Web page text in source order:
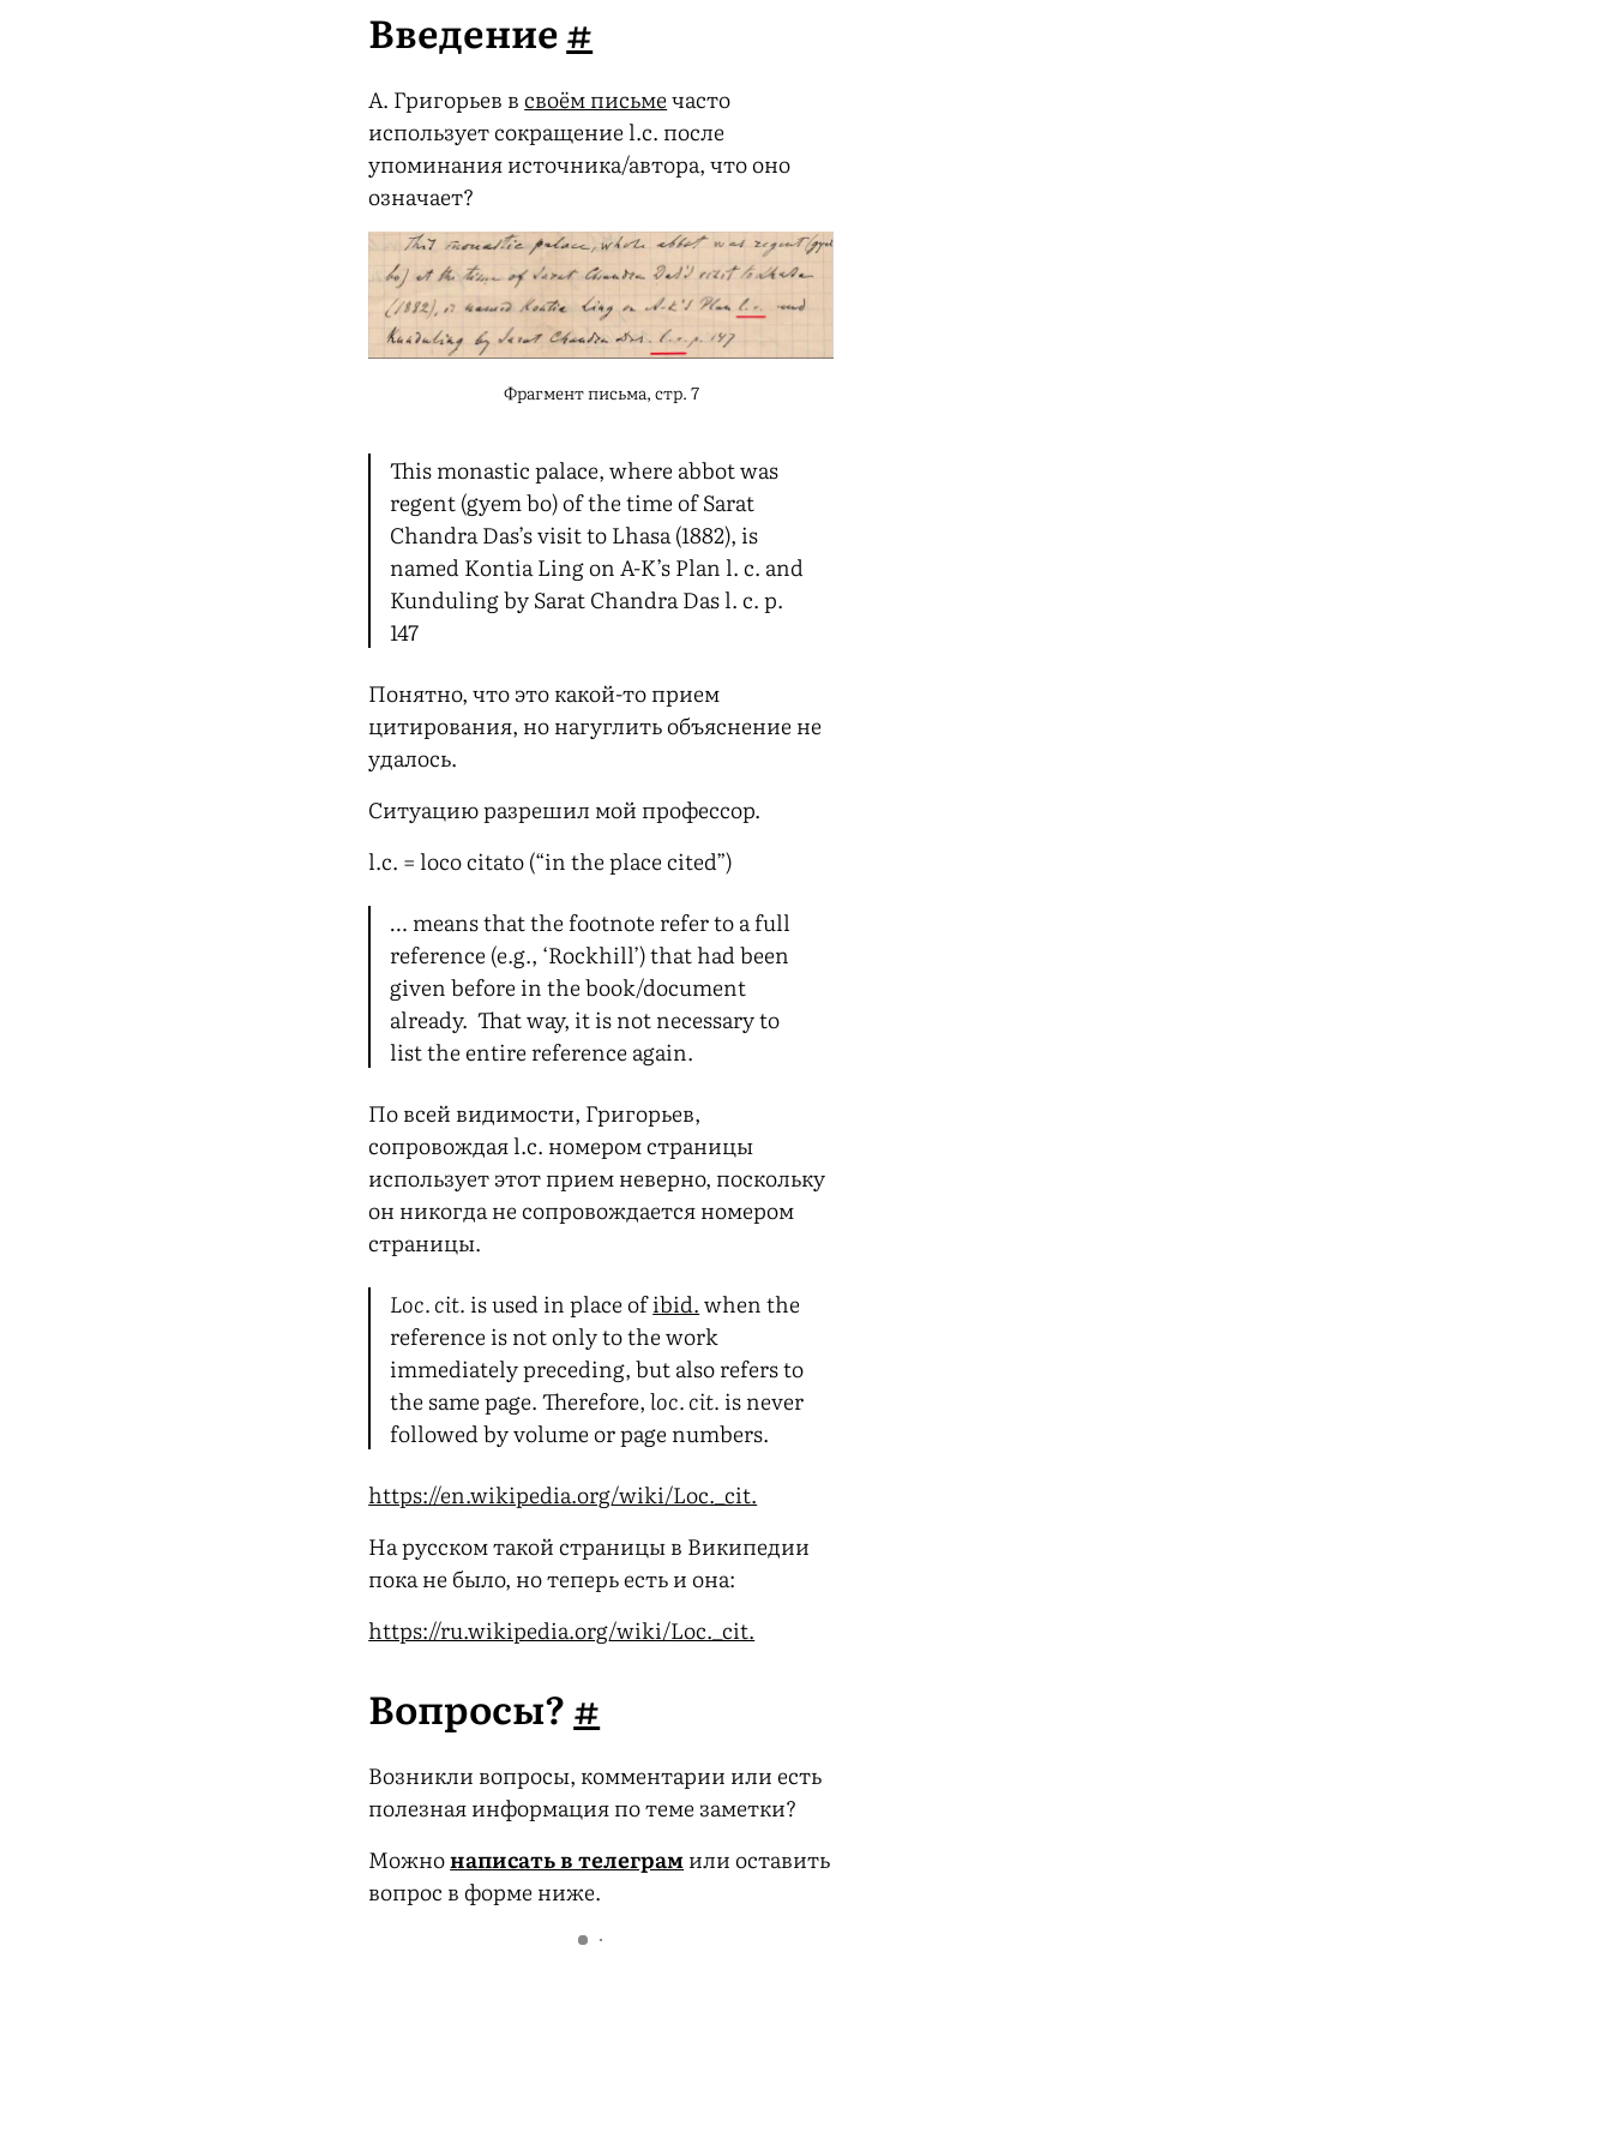
Введение#
А. Григорьев всвоём письмечасто
использует сокращение l.c. после
упоминания источника/автора, что оно
означает?
Фрагмент письма, стр. 7
This monastic palace, where abbot was
regent (gyem bo) of the time of Sarat
Chandra Das’s visit to Lhasa (1882), is
named Kontia Ling on A-K’s Plan l. c. and
Kunduling by Sarat Chandra Das l. c. p.
147
Понятно, что это какой-то прием
цитирования, но нагуглить объяснение не
удалось.
Ситуацию разрешил мой профессор.
l.c. = loco citato (“in the place cited”)
… means that the footnote refer to a full
reference (e.g., ‘Rockhill’) that had been
given before in the book/document
already. That way, it is not necessary to
list the entire reference again.
По всей видимости, Григорьев,
сопровождая l.c. номером страницы
использует этот прием неверно, поскольку
он никогда не сопровождается номером
страницы.
Loc. cit. is used in place ofibid.when the
reference is not only to the work
immediately preceding, but also refers to
the same page. Therefore,loc. cit. is never
followed by volume or page numbers.
https://en.wikipedia.org/wiki/Loc._cit.
На русском такой страницы в Википедии
пока не было, но теперь есть и она:
https://ru.wikipedia.org/wiki/Loc._cit.
Вопросы?#
Возникли вопросы, комментарии или есть
полезная информация по теме заметки?
Можнонаписать в телеграмили оставить
вопрос в форме ниже.